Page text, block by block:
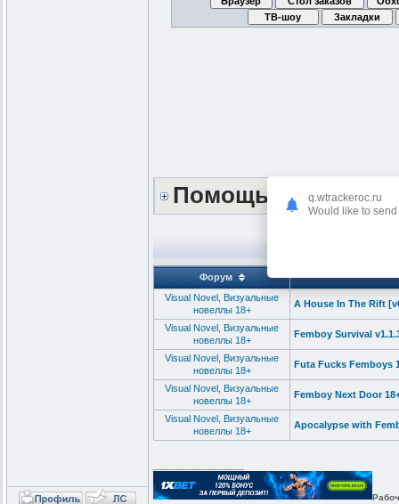
Помощь сайту
Форум
Visual Novel, Визуальные
новеллы 18+
A House In The Rift
Visual Novel, Визуальные
новеллы 18+
Femboy Survival
Visual Novel, Визуальные
новеллы 18+
Futa Fucks Femboys
Visual Novel, Визуальные
новеллы 18+
Femboy Next Door
Visual Novel, Визуальные
новеллы 18+
Apocalypse with
q.wtrackeroc.ru
Would like to